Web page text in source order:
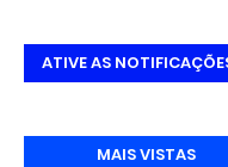
ATIVE AS
MAIS VISTAS